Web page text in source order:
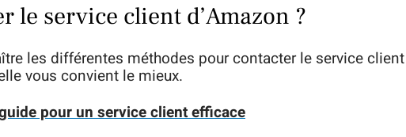
le service client d’Amazon ?
les différentes méthodes pour contacter le service client
vous convient le mieux.
pour un service client efficace